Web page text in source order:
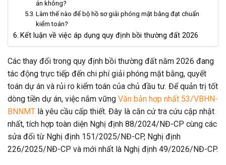
án không?
Làm thế nào để bộ hồ sơ giải phóng mặt bằng đạt chuẩn
kiểm toán?
Kết luận về việc áp dụng quy định bồi thường đất 2026
Các thay đổi trong quy định bồi thường đất năm 2026 đang
tác động trực tiếp đến chi phí giải phóng mặt bằng, quyết
toán dự án và rủi ro kiểm toán của chủ đầu tư. Để quản trị tốt
dòng tiền dự án, việc nắm vững Văn bản hợp nhất 53/VBHN-
BNNMT là yêu cầu cấp thiết. Đây là căn cứ tra cứu cập nhật
nhất, tích hợp toàn diện Nghị định 88/2024/NĐ-CP cùng các
sửa đổi từ Nghị định 151/2025/NĐ-CP, Nghị định
226/2025/NĐ-CP và mới nhất là Nghị định 49/2026/NĐ-CP.